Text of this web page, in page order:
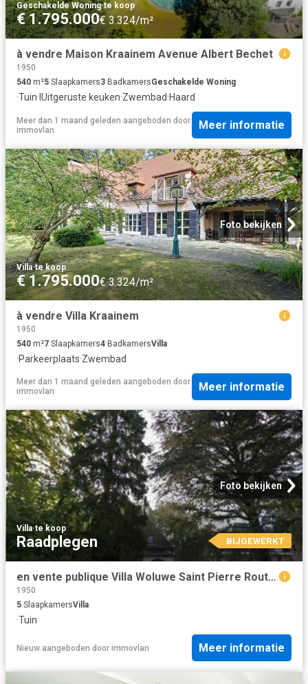
Geschakelde Woning·te koop
€ 1.795.000€ 3.324/m²
à vendre Maison Kraainem Avenue Albert Bechet
1950
540 m²5 Slaapkamers3 BadkamersGeschakelde Woning
·Tuin· IUitgeruste keuken·Zwembad·Haard
Meer dan 1 maand geleden aangeboden door
immovlan
Meer informatie
Foto bekijken
Villa·te koop
€ 1.795.000€ 3.324/m²
à vendre Villa Kraainem
1950
540 m²7 Slaapkamers4 BadkamersVilla
·Parkeerplaats·Zwembad
Meer dan 1 maand geleden aangeboden door
immovlan
Meer informatie
Foto bekijken
Villa·te koop
Raadplegen BIJGEWERKT
en vente publique Villa Woluwe Saint Pierre Route Gouvernementale
1950
5 SlaapkamersVilla
·Tuin
Nieuw aangeboden door immovlan Meer informatie